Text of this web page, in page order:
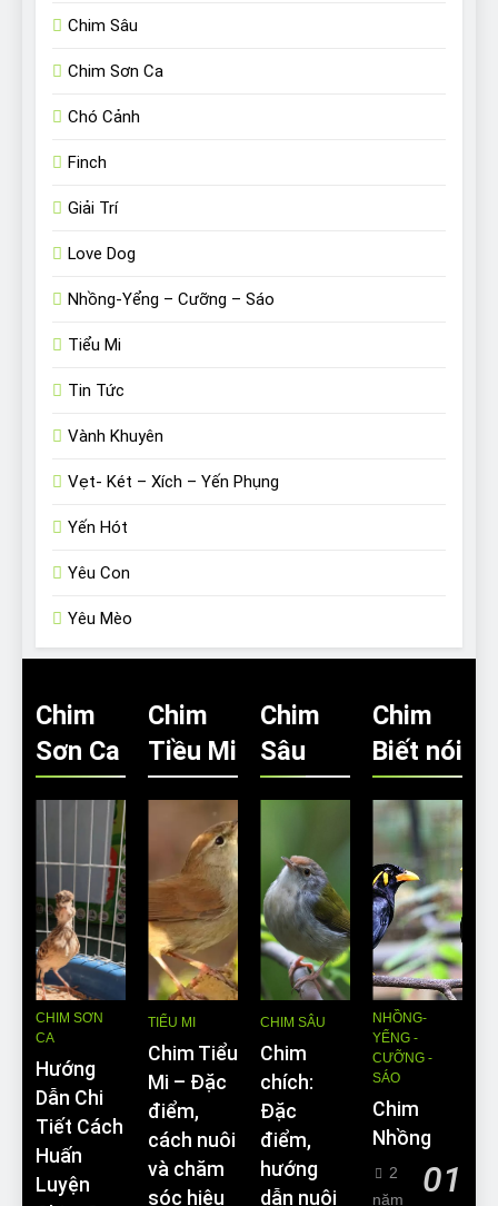
Chim Sâu
Chim Sơn Ca
Chó Cảnh
Finch
Giải Trí
Love Dog
Nhồng-Yểng – Cưỡng – Sáo
Tiểu Mi
Tin Tức
Vành Khuyên
Vẹt- Két – Xích – Yến Phụng
Yến Hót
Yêu Con
Yêu Mèo
Chim
Sơn Ca
CHIM SƠN
CA
Hướng
Dẫn Chi
Tiết Cách
Huấn
Luyện
Chim
Tiều Mi
TIỂU MI
Chim Tiểu
Mi – Đặc
điểm,
cách nuôi
và chăm
sóc hiệu
Chim
Sâu
CHIM SÂU
Chim
chích:
Đặc
điểm,
hướng
dẫn nuôi
Chim
Biết nói
NHỒNG-
YỂNG -
CƯỠNG -
SÁO
Chim
Nhồng
01
2
năm